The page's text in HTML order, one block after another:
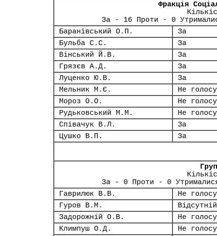
Фракція
За - 16 Проти - 0
Баранівський О.П.
За
Бульба С.С.
За
Вінський Й.В.
За
Грязєв А.Д.
За
Луценко Ю.В.
За
Мельник М.Є.
Не
Мороз О.О.
Не
Рудьковський М.М.
Не
Співачук В.Л.
За
Цушко В.П.
За
За - 0 Проти - 0
Гаврилюк В.В.
Не
Гуров В.М.
Відсутній
Задорожній О.В.
Не
Климпуш О.Д.
Не